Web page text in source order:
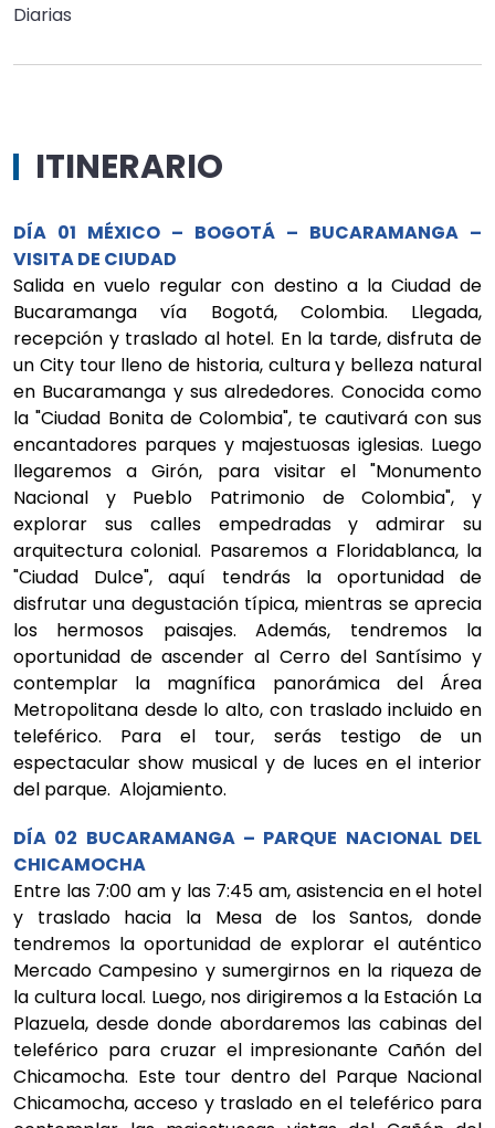
Diarias
ITINERARIO
DÍA 01 MÉXICO – BOGOTÁ – BUCARAMANGA –
VISITA DE CIUDAD
Salida en vuelo regular con destino a la Ciudad de
Bucaramanga vía Bogotá, Colombia. Llegada,
recepción y traslado al hotel. En la tarde, disfruta de
un City tour lleno de historia, cultura y belleza natural
en Bucaramanga y sus alrededores. Conocida como
la "Ciudad Bonita de Colombia", te cautivará con sus
encantadores parques y majestuosas iglesias. Luego
llegaremos a Girón, para visitar el "Monumento
Nacional y Pueblo Patrimonio de Colombia", y
explorar sus calles empedradas y admirar su
arquitectura colonial. Pasaremos a Floridablanca, la
"Ciudad Dulce", aquí tendrás la oportunidad de
disfrutar una degustación típica, mientras se aprecia
los hermosos paisajes. Además, tendremos la
oportunidad de ascender al Cerro del Santísimo y
contemplar la magnífica panorámica del Área
Metropolitana desde lo alto, con traslado incluido en
teleférico. Para el tour, serás testigo de un
espectacular show musical y de luces en el interior
del parque. Alojamiento.
DÍA 02 BUCARAMANGA – PARQUE NACIONAL DEL
CHICAMOCHA
Entre las 7:00 am y las 7:45 am, asistencia en el hotel
y traslado hacia la Mesa de los Santos, donde
tendremos la oportunidad de explorar el auténtico
Mercado Campesino y sumergirnos en la riqueza de
la cultura local. Luego, nos dirigiremos a la Estación La
Plazuela, desde donde abordaremos las cabinas del
teleférico para cruzar el impresionante Cañón del
Chicamocha. Este tour dentro del Parque Nacional
Chicamocha, acceso y traslado en el teleférico para